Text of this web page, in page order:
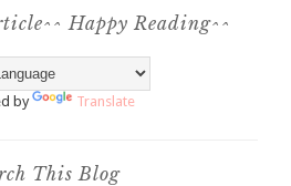
Happy Reading^^
by Translate
This Blog